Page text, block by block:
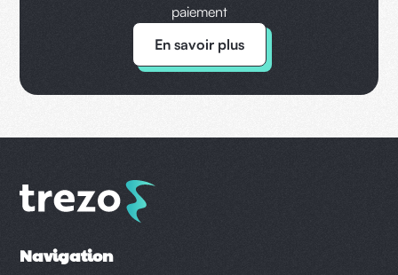
paiement
En savoir plus
Navigation